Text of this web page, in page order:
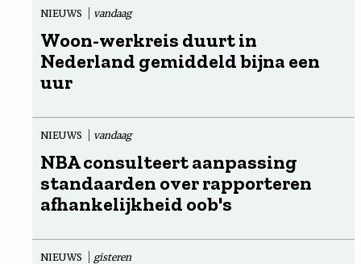
NIEUWS vandaag
Woon-werkreis duurt in
Nederland gemiddeld bijna een
uur
NIEUWS vandaag
NBA consulteert aanpassing
standaarden over rapporteren
afhankelijkheid oob's
NIEUWS gisteren